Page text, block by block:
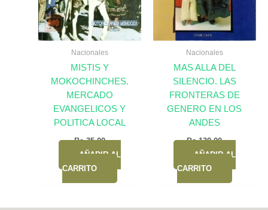
Nacionales
MISTIS Y
MOKOCHINCHES.
MERCADO
EVANGELICOS Y
POLITICA LOCAL
Bs.35,00
AÑADIR AL
CARRITO
Nacionales
MAS ALLA DEL
SILENCIO. LAS
FRONTERAS DE
GENERO EN LOS
ANDES
Bs.130,00
AÑADIR AL
CARRITO